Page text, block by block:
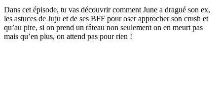
Dans cet épisode, tu vas découvrir comment June a dragué son ex,
les astuces de Juju et de ses BFF pour oser approcher son crush et
qu’au pire, si on prend un râteau non seulement on en meurt pas
mais qu’en plus, on attend pas pour rien !